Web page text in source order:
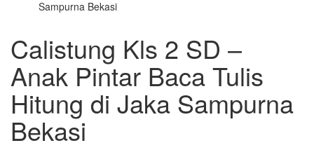
Sampurna Bekasi
Calistung Kls 2 SD –
Anak Pintar Baca Tulis
Hitung di Jaka Sampurna
Bekasi